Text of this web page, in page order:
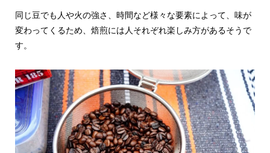
同じ豆でも人や火の強さ、時間など様々な要素によって、味が
変わってくるため、焙煎には人それぞれ楽しみ方があるそうで
す。